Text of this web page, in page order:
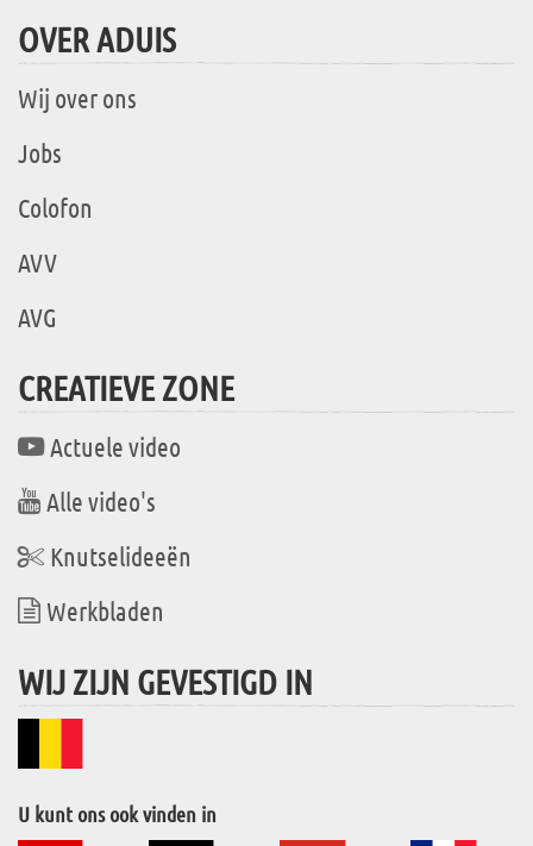
OVER ADUIS
Wij over ons
Jobs
Colofon
AVV
AVG
CREATIEVE ZONE
Actuele video
Alle video's
Knutselideeën
Werkbladen
WIJ ZIJN GEVESTIGD IN
U kunt ons ook vinden in